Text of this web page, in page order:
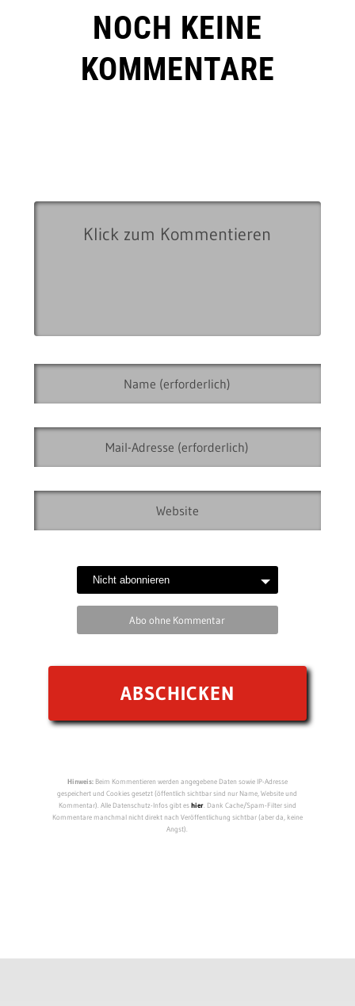
NOCH KEINE
KOMMENTARE
Abo ohne Kommentar
Hinweis:Beim Kommentieren werden angegebene Daten sowie IP-Adresse
gespeichert und Cookies gesetzt (öffentlich sichtbar sind nur Name, Website und
Kommentar). Alle Datenschutz-Infos gibt eshier. Dank Cache/Spam-Filter sind
Kommentare manchmal nicht direkt nach Veröffentlichung sichtbar (aber da, keine
Angst).